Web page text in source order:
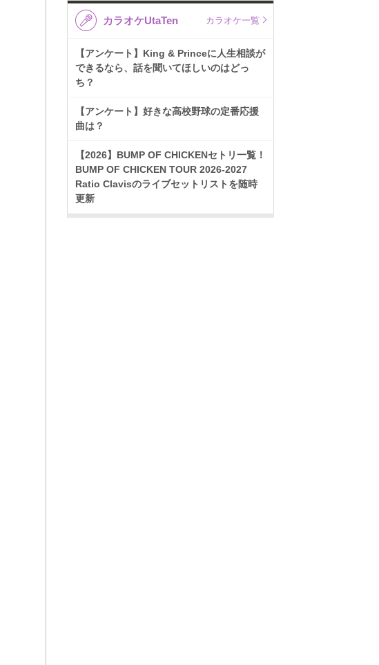
カラオケUtaTen カラオケ一覧
【アンケート】King & Princeに人生相談が
できるなら、話を聞いてほしいのはどっ
ち？
【アンケート】好きな高校野球の定番応援
曲は？
【2026】BUMP OF CHICKENセトリ一覧！
BUMP OF CHICKEN TOUR 2026-2027
Ratio Clavisのライブセットリストを随時
更新